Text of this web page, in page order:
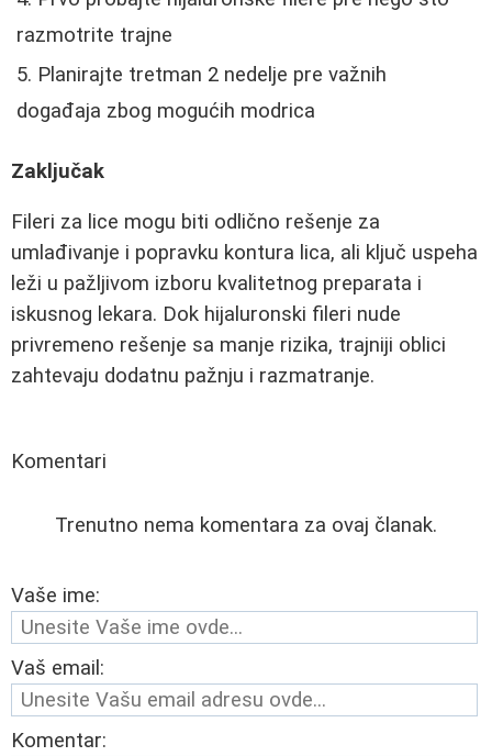
razmotrite trajne
Planirajte tretman 2 nedelje pre važnih
događaja zbog mogućih modrica
Zaključak
Fileri za lice mogu biti odlično rešenje za
umlađivanje i popravku kontura lica, ali ključ uspeha
leži u pažljivom izboru kvalitetnog preparata i
iskusnog lekara. Dok hijaluronski fileri nude
privremeno rešenje sa manje rizika, trajniji oblici
zahtevaju dodatnu pažnju i razmatranje.
Komentari
Trenutno nema komentara za ovaj članak.
Vaše ime:
Vaš email:
Komentar: